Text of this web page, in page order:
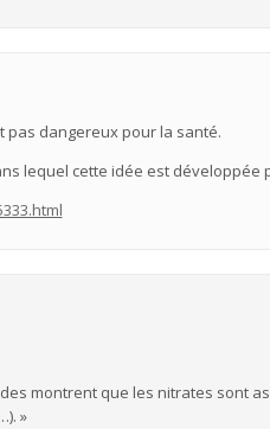
pas dangereux pour la santé.
lequel cette idée est
montrent que les nitrates sont
»